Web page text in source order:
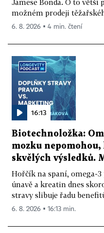
Jamese Bonda. O to větší
možném prodeji
6. 8. 2026 ▪ 4 min. čtení
16:13
Biotechnoložka:
mozku
skvělých výsledků.
Hořčík na spaní, omega-
únavě a kreatin dnes
stravy slibuje řadu
6. 8. 2026 ▪ 16:13 min.